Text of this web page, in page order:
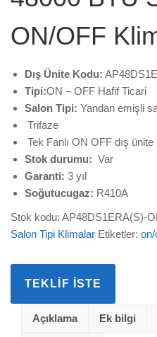
ON/OFF
Dış Ünite Kodu:
Tipi:ON – OFF Hafif Ticari
Salon Tipi: Yandan emişli
Trifaze
Tek Fanlı ON OFF dış ünite
Stok durumu: Var
Garanti: 3 yıl
Soğutucugaz: R410A
Stok kodu: AP48DS1ERA(S)-
Salon Tipi Klimalar Etiketler: on/
TEKLIF İSTE
Açıklama Ek bilgi